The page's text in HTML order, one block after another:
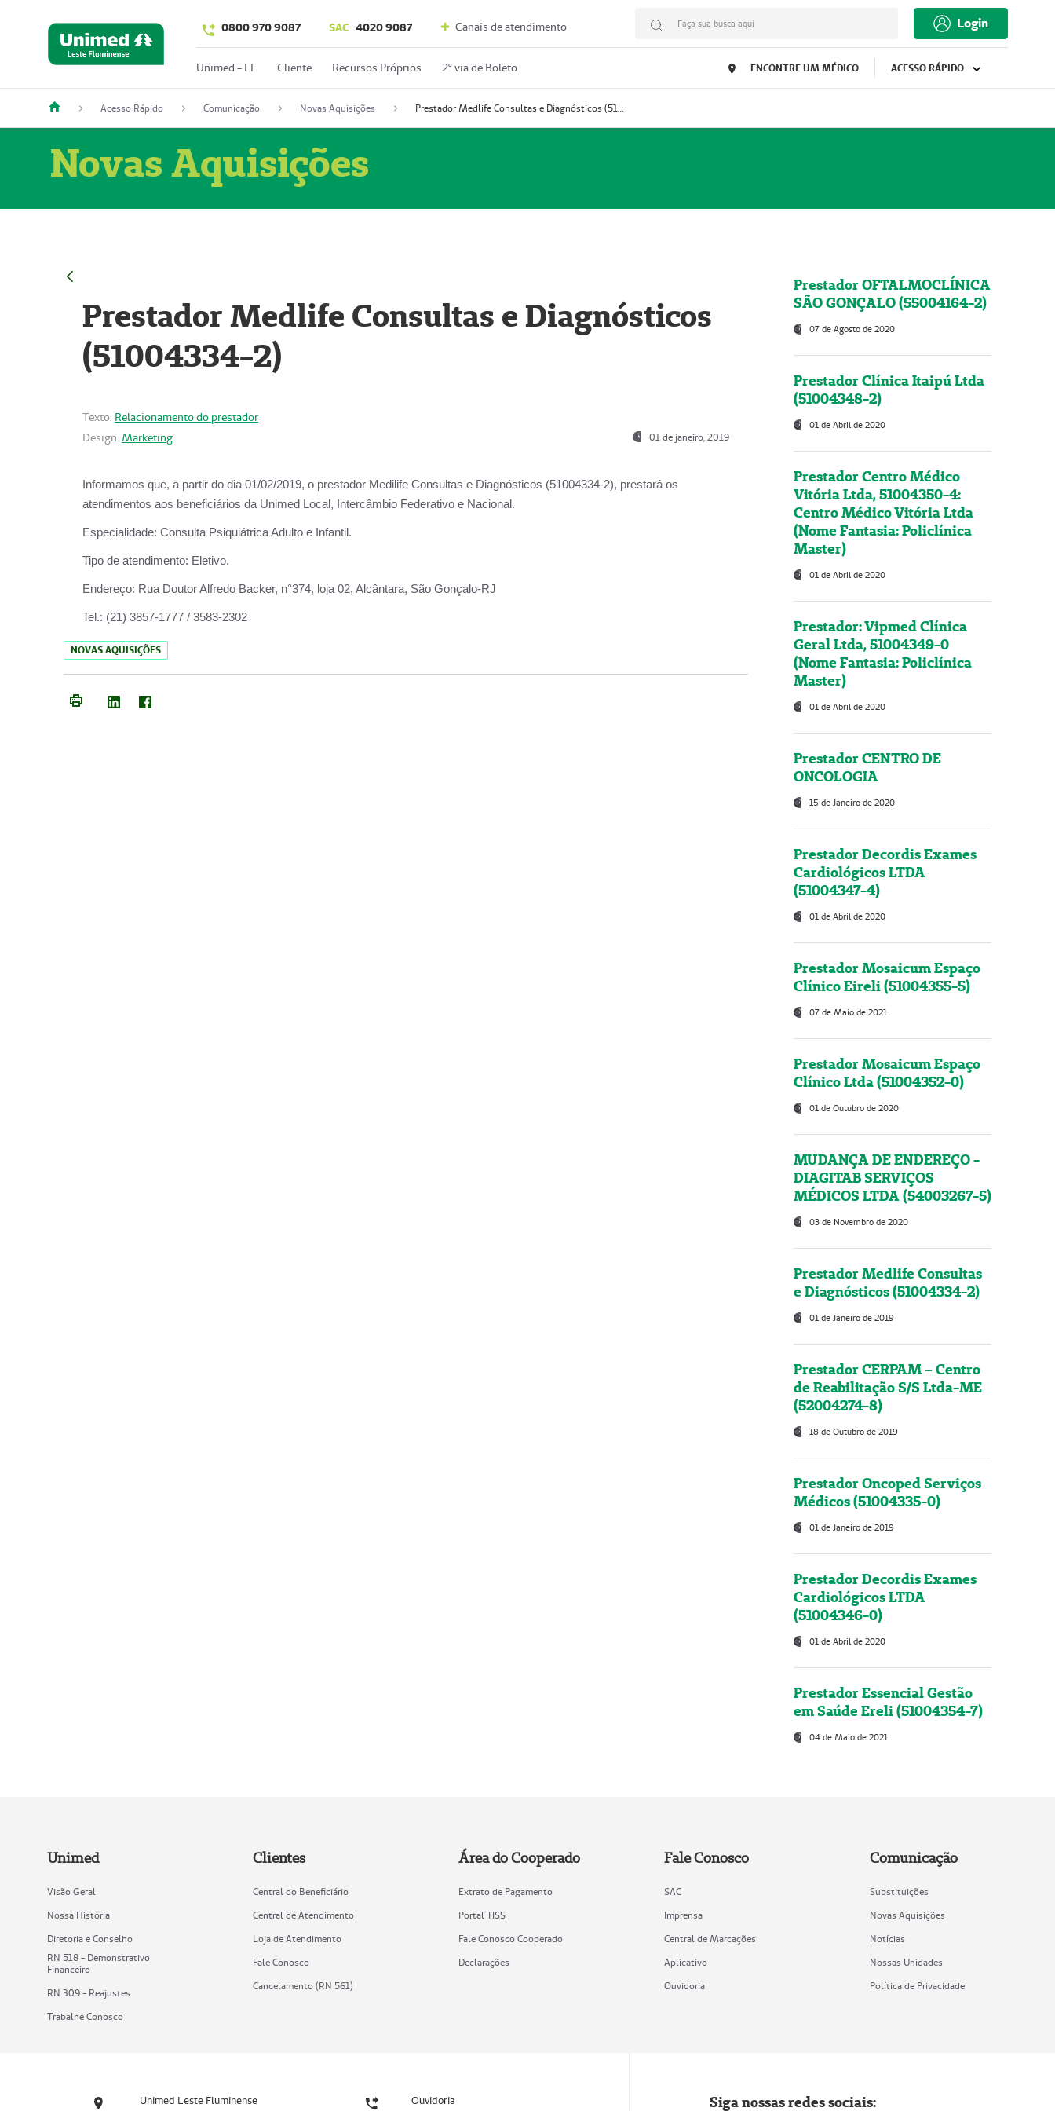
0800 970 9087 SAC 4020 9087 Canais de atendimento Faça sua busca aqui Login
Unimed - LF Cliente Recursos Próprios 2º via de Boleto ENCONTRE UM MÉDICO ACESSO RÁPIDO
Acesso Rápido Comunicação Novas Aquisições Prestador Medlife Consultas e Diagnósticos (51004334-2)
Novas Aquisições
Prestador Medlife Consultas e Diagnósticos
(51004334-2)
Texto: Relacionamento do prestador
Design: Marketing 01 de janeiro, 2019
Informamos que, a partir do dia 01/02/2019, o prestador Medilife Consultas e Diagnósticos (51004334-2), prestará os
atendimentos aos beneficiários da Unimed Local, Intercâmbio Federativo e Nacional.
Especialidade: Consulta Psiquiátrica Adulto e Infantil.
Tipo de atendimento: Eletivo.
Endereço: Rua Doutor Alfredo Backer, n°374, loja 02, Alcântara, São Gonçalo-RJ
Tel.: (21) 3857-1777 / 3583-2302
NOVAS AQUISIÇÕES
Prestador OFTALMOCLÍNICA
SÃO GONÇALO (55004164-2)
07 de Agosto de 2020
Prestador Clínica Itaipú Ltda
(51004348-2)
01 de Abril de 2020
Prestador Centro Médico
Vitória Ltda, 51004350-4:
Centro Médico Vitória Ltda
(Nome Fantasia: Policlínica
Master)
01 de Abril de 2020
Prestador: Vipmed Clínica
Geral Ltda, 51004349-0
(Nome Fantasia: Policlínica
Master)
01 de Abril de 2020
Prestador CENTRO DE
ONCOLOGIA
15 de Janeiro de 2020
Prestador Decordis Exames
Cardiológicos LTDA
(51004347-4)
01 de Abril de 2020
Prestador Mosaicum Espaço
Clínico Eireli (51004355-5)
07 de Maio de 2021
Prestador Mosaicum Espaço
Clínico Ltda (51004352-0)
01 de Outubro de 2020
MUDANÇA DE ENDEREÇO -
DIAGITAB SERVIÇOS
MÉDICOS LTDA (54003267-5)
03 de Novembro de 2020
Prestador Medlife Consultas
e Diagnósticos (51004334-2)
01 de Janeiro de 2019
Prestador CERPAM – Centro
de Reabilitação S/S Ltda-ME
(52004274-8)
18 de Outubro de 2019
Prestador Oncoped Serviços
Médicos (51004335-0)
01 de Janeiro de 2019
Prestador Decordis Exames
Cardiológicos LTDA
(51004346-0)
01 de Abril de 2020
Prestador Essencial Gestão
em Saúde Ereli (51004354-7)
04 de Maio de 2021
Unimed
Visão Geral
Nossa História
Diretoria e Conselho
RN 518 - Demonstrativo
Financeiro
RN 309 - Reajustes
Trabalhe Conosco
Clientes
Central do Beneficiário
Central de Atendimento
Loja de Atendimento
Fale Conosco
Cancelamento (RN 561)
Área do Cooperado
Extrato de Pagamento
Portal TISS
Fale Conosco Cooperado
Declarações
Fale Conosco
SAC
Imprensa
Central de Marcações
Aplicativo
Ouvidoria
Comunicação
Substituições
Novas Aquisições
Notícias
Nossas Unidades
Política de Privacidade
Unimed Leste Fluminense Ouvidoria Siga nossas redes sociais: